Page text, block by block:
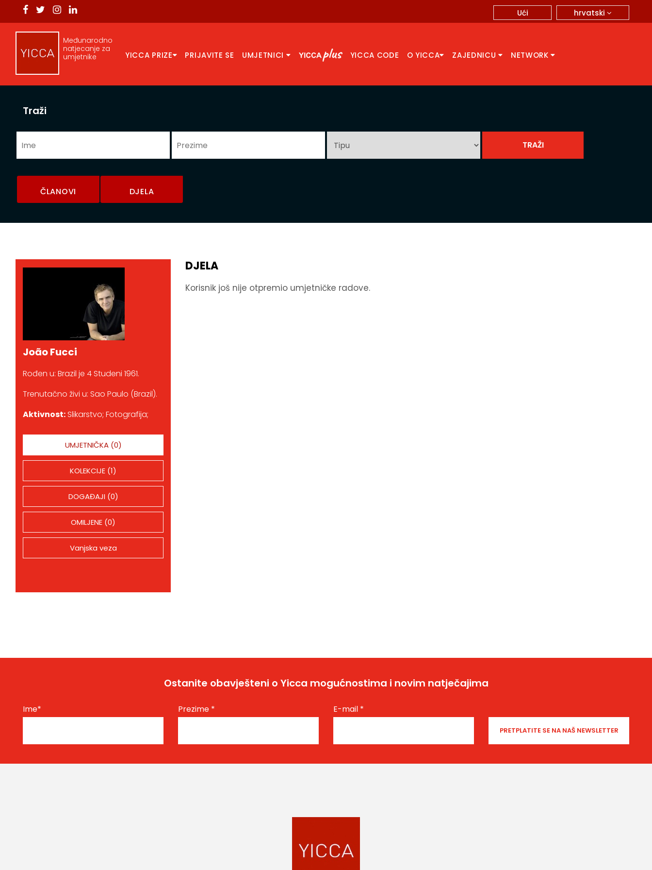
hrvatski
Ući
Međunarodno
natjecanje za
umjetnike
YICCA PRIZE PRIJAVITE SE UMJETNICI YICCA CODE O YICCA ZAJEDNICU NETWORK
Traži
ČLANOVI DJELA
João Fucci
Rođen u: Brazil je 4 Studeni 1961.
Trenutačno živi u: Sao Paulo (Brazil).
Aktivnost: Slikarstvo; Fotografija;
UMJETNIČKA (0)
KOLEKCIJE (1)
DOGAĐAJI (0)
OMILJENE (0)
Vanjska veza
DJELA
Korisnik još nije otpremio umjetničke radove.
Ostanite obavješteni o Yicca mogućnostima i novim natječajima
Ime* Prezime * E-mail *